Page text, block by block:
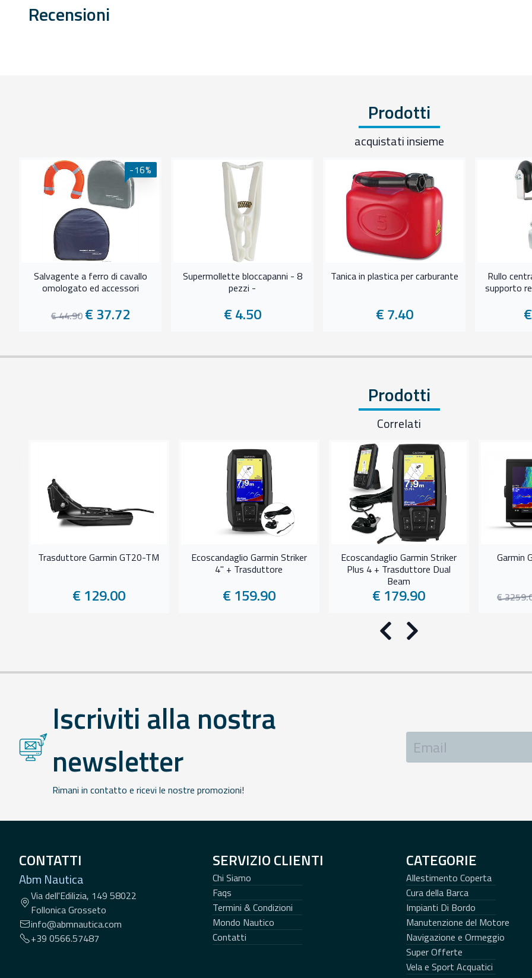
Recensioni
Prodotti
acquistati insieme
Salvagente a ferro di cavallo
omologato ed accessori
€ 44.90 € 37.72
-16%
Supermollette bloccapanni - 8
pezzi -
€ 4.50
Tanica in plastica per carburante
€ 7.40
Rullo
supporto
Prodotti
Correlati
Trasduttore Garmin GT20-TM
€ 129.00
Ecoscandaglio Garmin Striker
4" + Trasduttore
€ 159.90
Ecoscandaglio Garmin Striker
Plus 4 + Trasduttore Dual
Beam
€ 179.90
Garmin
€
Precedente
Successivo
Iscriviti alla nostra
newsletter
Rimani in contatto e ricevi le nostre promozioni!
CONTATTI
Abm Nautica
Via dell'Edilizia, 149 58022
Follonica Grosseto
info@abmnautica.com
+39 0566.57487
SERVIZIO CLIENTI
Chi Siamo
Faqs
Termini & Condizioni
Mondo Nautico
Contatti
CATEGORIE
Allestimento Coperta
Cura della Barca
Impianti Di Bordo
Manutenzione del Motore
Navigazione e Ormeggio
Super Offerte
Vela e Sport Acquatici